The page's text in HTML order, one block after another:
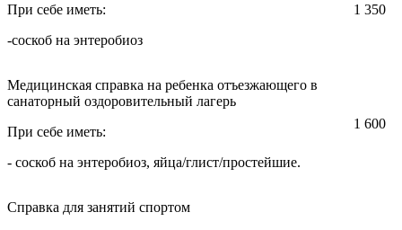
При себе иметь:
-соскоб на энтеробиоз
1 350
Медицинская справка на ребенка отъезжающего в
санаторный оздоровительный лагерь
При себе иметь:
- соскоб на энтеробиоз, яйца/глист/простейшие.
1 600
Справка для занятий спортом